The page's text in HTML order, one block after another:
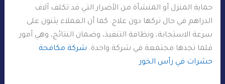
حماية المنزل أو المنشأة من الأضرار التي قد تكلف آلاف
الدراهم في حال تركها دون علاج. كما أن العملاء يثنون على
سرعة الاستجابة، ونظافة التنفيذ، وضمان النتائج، وهي أمور
قلما تجدها مجتمعة في شركة واحدة. شركة مكافحة
حشرات في رأس الخور